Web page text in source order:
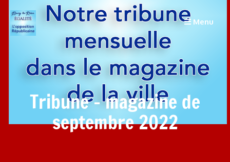
Menu
Tribune – magazine de
septembre 2022